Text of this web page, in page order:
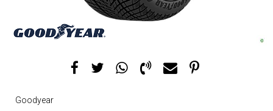
Goodyear